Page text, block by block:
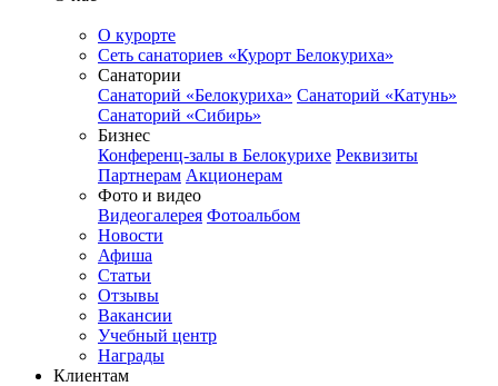
О курорте
Сеть санаториев «Курорт Белокуриха»
Санатории
Санаторий «Белокуриха» Санаторий «Катунь»
Санаторий «Сибирь»
Бизнес
Конференц-залы в Белокурихе Реквизиты
Партнерам Акционерам
Фото и видео
Видеогалерея Фотоальбом
Новости
Афиша
Статьи
Отзывы
Вакансии
Учебный центр
Награды
Клиентам